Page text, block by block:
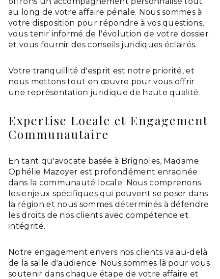
au long de votre affaire pénale. Nous sommes à
votre disposition pour répondre à vos questions,
vous tenir informé de l'évolution de votre dossier
et vous fournir des conseils juridiques éclairés.
Votre tranquillité d'esprit est notre priorité, et
nous mettons tout en œuvre pour vous offrir
une représentation juridique de haute qualité.
Expertise Locale et Engagement
Communautaire
En tant qu'avocate basée à Brignoles, Madame
Ophélie Mazoyer est profondément enracinée
dans la communauté locale. Nous comprenons
les enjeux spécifiques qui peuvent se poser dans
la région et nous sommes déterminés à défendre
les droits de nos clients avec compétence et
intégrité.
Notre engagement envers nos clients va au-delà
de la salle d'audience. Nous sommes là pour vous
soutenir dans chaque étape de votre affaire et